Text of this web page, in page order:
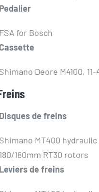
Pedalier
FSA for Bosch
Cassette
Shimano Deore M4100,
Disques de freins
Shimano MT400 hydraulic
180/180mm RT30 rotors
Leviers de freins